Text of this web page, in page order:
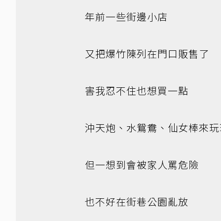
年前一些街邊小店
又把爆竹陳列在門口販售了
害我忍不住也想買一點
沖天炮、水鴛鴦、仙女棒來
但一想到會被家人罵危險
也不好在街巷公園亂放